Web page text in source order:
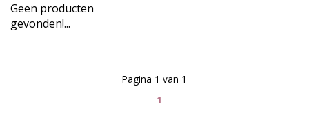
Geen producten
gevonden!...
1
Pagina 1 van 1